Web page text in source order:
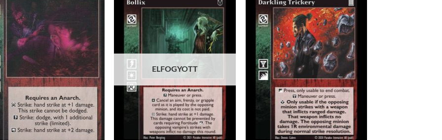
Add to
wishlist
ELFOGYOTT
Add to
wishlist